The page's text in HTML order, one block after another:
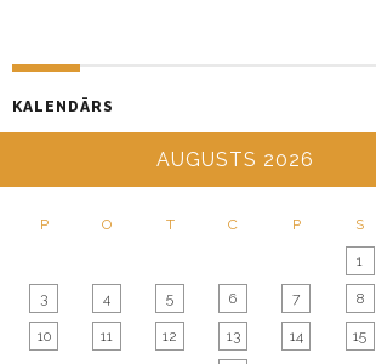
KALENDĀRS
AUGUSTS 2026
P O T C P S
1
3 4 5 6 7 8
10 11 12 13 14 15